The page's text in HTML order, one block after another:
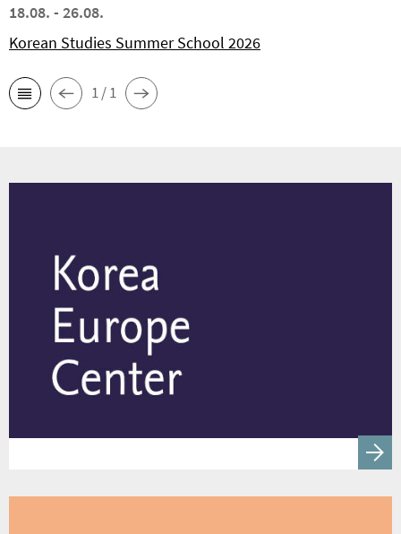
18.08. - 26.08.
Korean Studies Summer School 2026
1 / 1